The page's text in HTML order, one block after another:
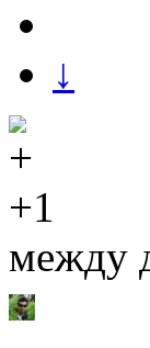
↓
+1
между